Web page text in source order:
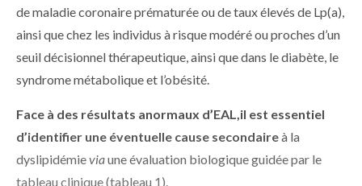
de maladie coronaire prématurée ou de taux élevés de Lp(a),
ainsi que chez les individus à risque modéré ou proches d’un
seuil décisionnel thérapeutique, ainsi que dans le diabète, le
syndrome métabolique et l’obésité.
Face à des résultats anormaux d’EAL,il est essentiel
d’identifier une éventuelle cause secondaireà la
dyslipidémieviaune évaluation biologique guidée par le
tableau clinique (tableau 1).